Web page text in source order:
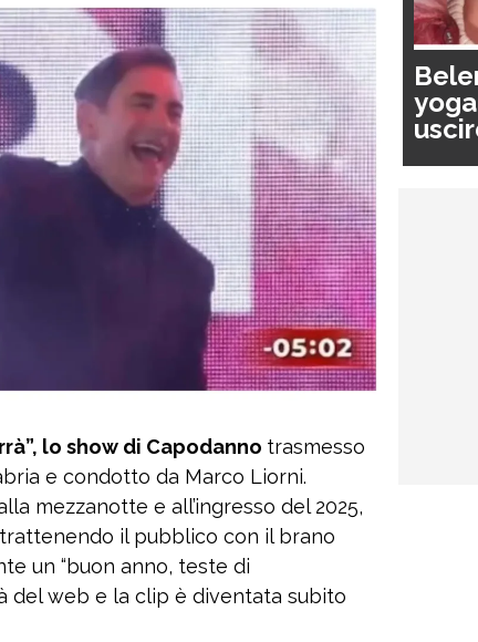
lo show di Capodanno trasmesso
e condotto da Marco Liorni.
mezzanotte e all’ingresso del 2025,
il pubblico con il brano
un “buon anno, teste di
del web e la clip è diventata subito